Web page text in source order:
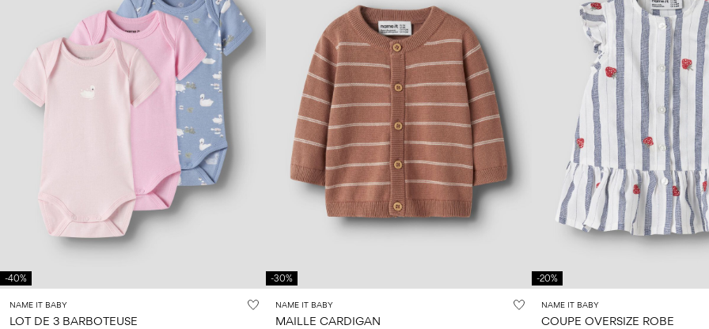
-40%
NAME IT BABY
LOT DE 3 BARBOTEUSE
-30%
NAME IT BABY
MAILLE CARDIGAN
-20%
NAME IT BABY
COUPE OVERSIZE ROBE